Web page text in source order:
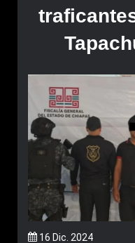
16 Dic. 2024